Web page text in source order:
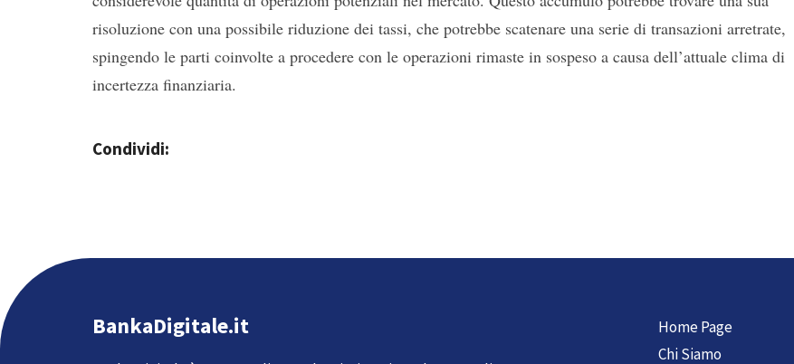
risoluzione con una possibile riduzione dei tassi, che potrebbe scatenare una serie di transazioni arretrate,
spingendo le parti coinvolte a procedere con le operazioni rimaste in sospeso a causa dell’attuale clima di
incertezza finanziaria.
Condividi:
BankaDigitale.it
Home Page
Chi Siamo